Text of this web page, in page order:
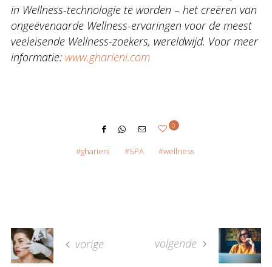
in Wellness-technologie te worden – het creëren van
ongeëvenaarde Wellness-ervaringen voor de meest
veeleisende Wellness-zoekers, wereldwijd. Voor meer
informatie: www.gharieni.com
0
gharieni SPA wellness
vorige volgende